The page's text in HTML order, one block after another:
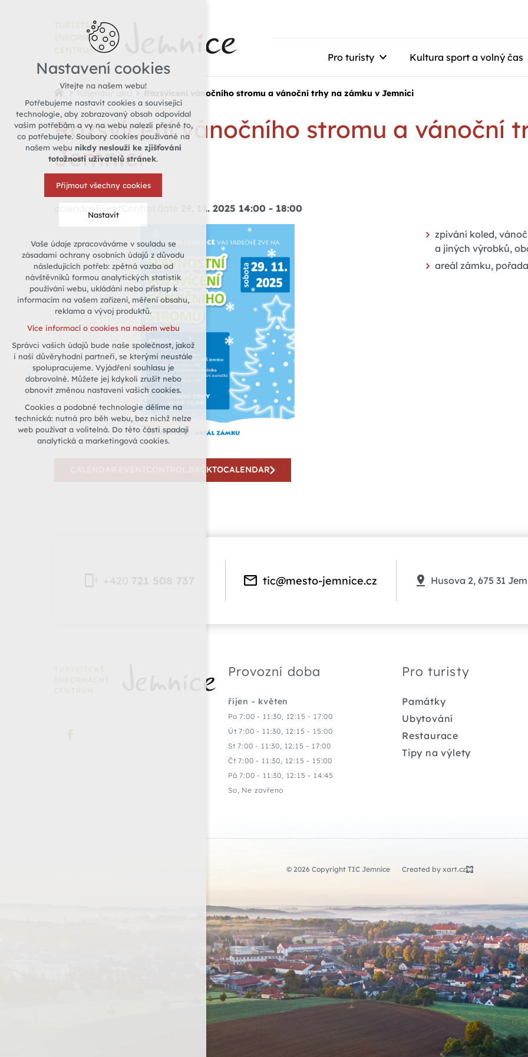
TURISTICKÉ
INFORMAČNÍ
CENTRUM
Pro turisty Kultura sport a volný čas
Rozsvícení vánočního stromu a vánoční trhy na zámku v Jemnici
Rozsvícení vánočního stromu a vánoční
Jemnici
29. 11. 2025 14:00 - 18:00
zpívání koled,
a jiných výrobků,
areál zámku,
CALENDAR.EVENTCONTROL.BACKTOCALENDAR
tic@mesto-jemnice.cz Husova 2, 675 31
Provozní doba
říjen - květen
Po 7:00 - 11:30, 12:15 - 17:00
Út 7:00 - 11:30, 12:15 - 15:00
St 7:00 - 11:30, 12:15 - 17:00
Čt 7:00 - 11:30, 12:15 - 15:00
Pá 7:00 - 11:30, 12:15 - 14:45
So, Ne zavřeno
Pro turisty
Památky
Ubytování
Restaurace
Tipy na výlety
© 2026 Copyright TIC Jemnice Created by xart.cz
Nastavení cookies
Vítejte na našem webu!
Potřebujeme nastavit cookies a související
technologie, aby zobrazovaný obsah odpovídal
vašim potřebám a vy na webu nalezli přesně to,
co potřebujete. Soubory cookies používané na
našem webu nikdy neslouží ke zjišťování
totožnosti uživatelů stránek.
Přijmout všechny cookies
Nastavit
Technická cookies
nutná pro provozování webu
udržení kontextu stránek (session):
případná přihlášení, volby jazyka, apod.
Volitelná cookies
vyhodnocení návštěvnosti
marketingová cookies (Google)
Více informací o cookies na našem webu
Odmítnout vše
Vaše údaje zpracováváme v souladu se
zásadami ochrany osobních údajů z důvodu
následujících potřeb: zpětná vazba od
návštěvníků formou analytických statistik
používání webu, ukládání nebo přístup k
informacím na vašem zařízení, měření obsahu,
reklama a vývoj produktů.
Více informací o cookies na našem webu
Správci vašich údajů bude naše společnost, jakož
i naši důvěryhodní partneři, se kterými neustále
spolupracujeme. Vyjádření souhlasu je
dobrovolné. Můžete jej kdykoli zrušit nebo
obnovit změnou nastavení vašich cookies.
Cookies a podobné technologie dělíme na
technická: nutná pro běh webu, bez nichž nelze
web používat a volitelná. Do této části spadají
analytická a marketingová cookies.